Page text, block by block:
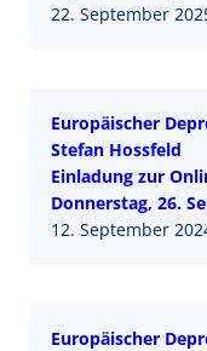
22. September
Europäischer
Stefan Hossfeld
Einladung zur
Donnerstag, 26.
12:30 Uhr im
12. September
Europäischer